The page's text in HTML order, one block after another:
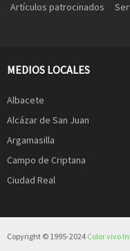
Artículos patrocinados
MEDIOS LOCALES
Albacete
Alcázar de San Juan
Argamasilla
Campo de Criptana
Ciudad Real
Copyright © 1995-2024 Color vivo